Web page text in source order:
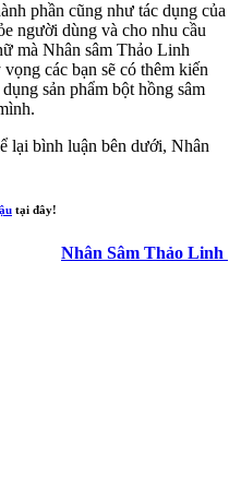
phần cũng như tác dụng của
người dùng và cho nhu cầu
mà Nhân sâm Thảo Linh
các bạn sẽ có thêm kiến
sản phẩm bột hồng sâm
lại bình luận bên dưới, Nhân
tại đây!
Nhân Sâm Thảo Linh